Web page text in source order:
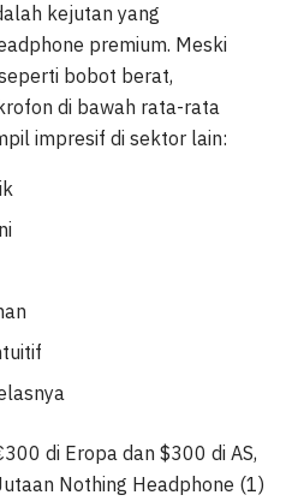
kejutan yang
premium. Meski
bobot berat,
di bawah rata-rata
impresif di sektor lain:
di Eropa dan $300 di AS,
Nothing Headphone (1)